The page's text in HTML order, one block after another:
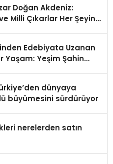
Doğan Akdeniz:
Milli Çıkarlar Her Şeyin
Edebiyata Uzanan
Yaşam: Yeşim Şahin
dünyaya
büyümesini sürdürüyor
nerelerden satın